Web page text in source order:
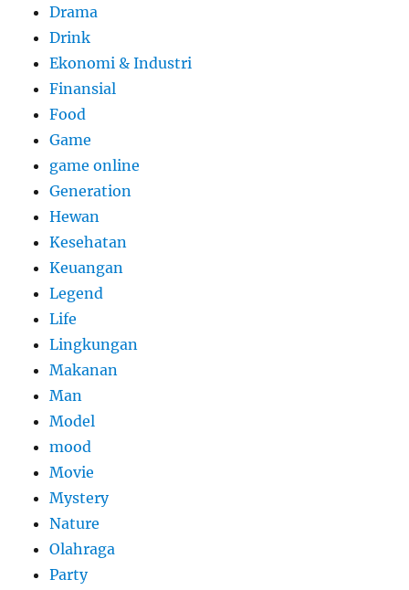
Drama
Drink
Ekonomi & Industri
Finansial
Food
Game
game online
Generation
Hewan
Kesehatan
Keuangan
Legend
Life
Lingkungan
Makanan
Man
Model
mood
Movie
Mystery
Nature
Olahraga
Party